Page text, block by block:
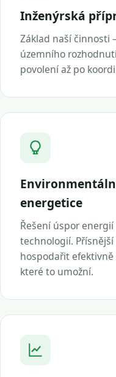
Inženýrská
Základ naší
územního
povolení až po
energetice
Řešení úspor
technologií.
hospodařit
které to umožní.